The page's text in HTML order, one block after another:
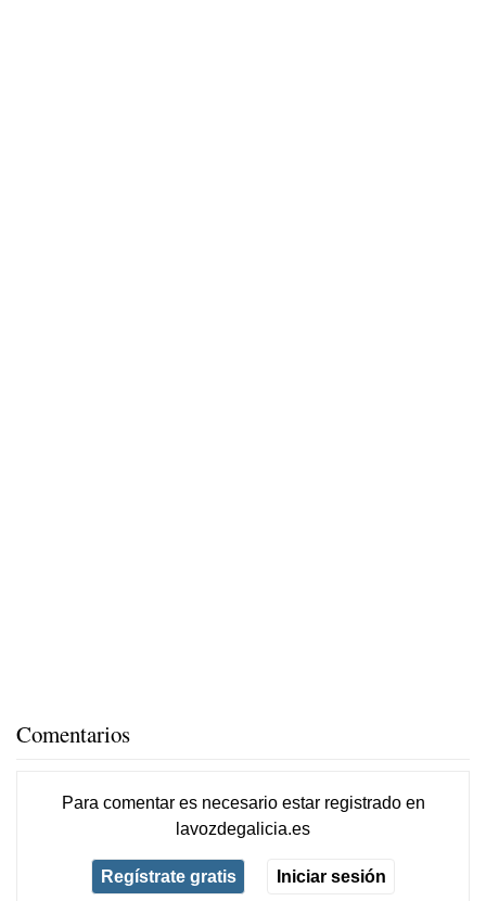
Comentarios
Para comentar es necesario estar registradoen
lavozdegalicia.es
Regístrate gratis Iniciar sesión